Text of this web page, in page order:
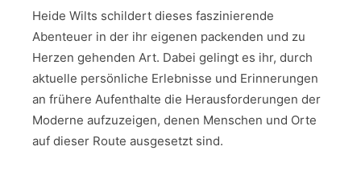
Heide Wilts schildert dieses faszinierende
Abenteuer in der ihr eigenen packenden und zu
Herzen gehenden Art. Dabei gelingt es ihr, durch
aktuelle persönliche Erlebnisse und Erinnerungen
an frühere Aufenthalte die Herausforderungen der
Moderne aufzuzeigen, denen Menschen und Orte
auf dieser Route ausgesetzt sind.